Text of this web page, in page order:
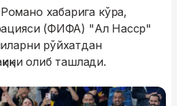
хабарига кўра,
(ФИФА) "Ал Насср"
рўйхатдан
олиб ташлади.